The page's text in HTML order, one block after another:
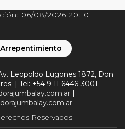
06/08/2026 20:10
Leopoldo Lugones 1872, Don
| Tel: +54 9 11 6446-3001
|
Reservados